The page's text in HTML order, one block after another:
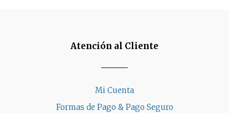
Atención al Cliente
Mi Cuenta
Formas de Pago & Pago Seguro